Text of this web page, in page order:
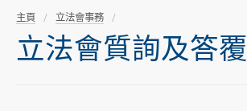
主頁 立法會事務
立法會質詢及答覆